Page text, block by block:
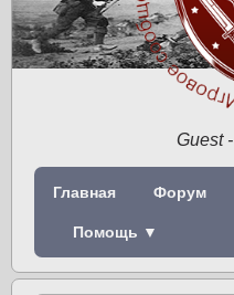
Guest-
Главная Форум
Помощь ▼